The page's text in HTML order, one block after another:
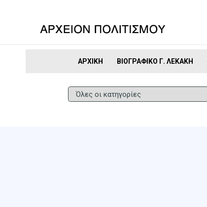
ΑΡΧΙΚΉ ΒΙΟΓΡΑΦΙΚΌ Γ. ΛΕΚΆΚΗ